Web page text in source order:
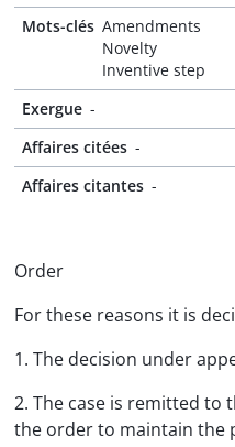
Mots-clés Amendments
Novelty
Inventive step
Exergue -
Affaires citées -
Affaires citantes -
Order
For these reasons it is
1. The decision under
2. The case is remitted to
the order to maintain the